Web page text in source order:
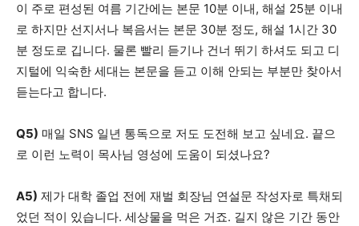
이 주로 편성된 여름 기간에는 본문 10분 이내, 해설 25분 이내
로 하지만 선지서나 복음서는 본문 30분 정도, 해설 1시간 30
분 정도로 깁니다. 물론 빨리 듣기나 건너 뛰기 하셔도 되고 디
지털에 익숙한 세대는 본문을 듣고 이해 안되는 부분만 찾아서
듣는다고 합니다.
Q5) 매일 SNS 일년 통독으로 저도 도전해 보고 싶네요. 끝으
로 이런 노력이 목사님 영성에 도움이 되셨나요?
A5) 제가 대학 졸업 전에 재벌 회장님 연설문 작성자로 특채되
었던 적이 있습니다. 세상물을 먹은 거죠. 길지 않은 기간 동안